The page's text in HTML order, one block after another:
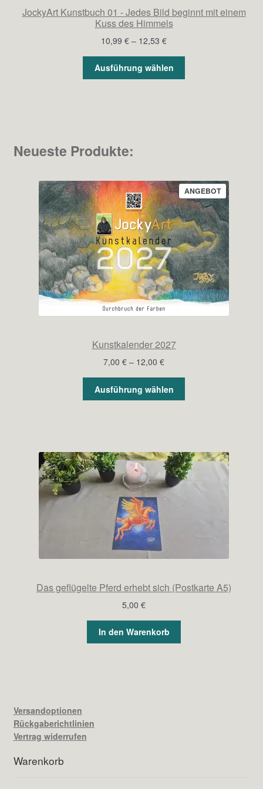
JockyArt Kunstbuch 01 - Jedes Bild beginnt mit einem
Kuss des Himmels
10,99 € – 12,53 €Preisspanne:
bis
12,53 €
Ausführung wählen
Neueste Produkte:
ANGEBOTPRODUKT
IM
ANGEBOT
Kunstkalender 2027
7,00 € – 12,00 €Preisspanne:
bis
12,00 €
Ausführung wählen
Das geflügelte Pferd erhebt sich (Postkarte A5)
5,00 €
In den Warenkorb
Versandoptionen
Rückgaberichtlinien
Vertrag widerrufen
Warenkorb